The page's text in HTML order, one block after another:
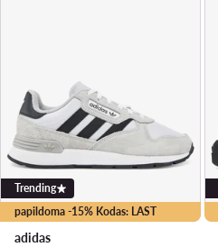
papildoma -15% Kodas: LAST
Trending
adidas